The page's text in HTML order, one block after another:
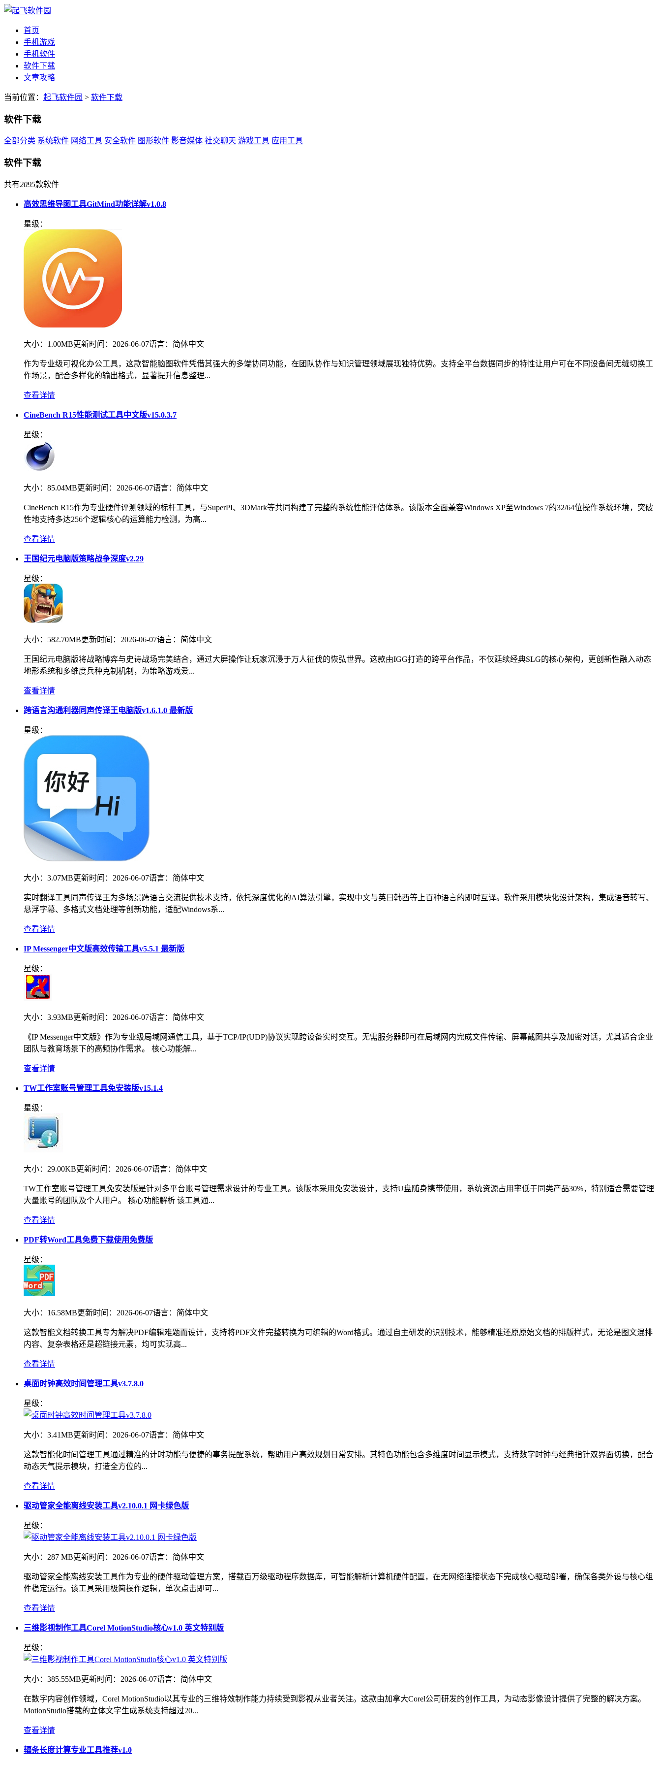
首页
手机游戏
手机软件
软件下载
文章攻略
当前位置： 起飞软件园 > 软件下载
软件下载
全部分类 系统软件 网络工具 安全软件 图形软件 影音媒体 社交聊天 游戏工具 应用工具
软件下载
共有2095款软件
高效思维导图工具GitMind功能详解v1.0.8
星级：
大小： 1.00MB更新时间： 2026-06-07语言： 简体中文
作为专业级可视化办公工具，这款智能脑图软件凭借其强大的多端协同功能，在团队协作与知识管理领域展现独特优势。支持全平台数据同步的特性让用户可在不同设备间无缝切换工
作场景，配合多样化的输出格式，显著提升信息整理...
查看详情
CineBench R15性能测试工具中文版v15.0.3.7
星级：
大小： 85.04MB更新时间： 2026-06-07语言： 简体中文
CineBench R15作为专业硬件评测领域的标杆工具，与SuperPI、3DMark等共同构建了完整的系统性能评估体系。该版本全面兼容Windows XP至Windows 7的32/64位操作系统环境，突破
性地支持多达256个逻辑核心的运算能力检测，为高...
查看详情
王国纪元电脑版策略战争深度v2.29
星级：
大小： 582.70MB更新时间： 2026-06-07语言： 简体中文
王国纪元电脑版将战略博弈与史诗战场完美结合，通过大屏操作让玩家沉浸于万人征伐的恢弘世界。这款由IGG打造的跨平台作品，不仅延续经典SLG的核心架构，更创新性融入动态
地形系统和多维度兵种克制机制，为策略游戏爱...
查看详情
跨语言沟通利器同声传译王电脑版v1.6.1.0 最新版
星级：
大小： 3.07MB更新时间： 2026-06-07语言： 简体中文
实时翻译工具同声传译王为多场景跨语言交流提供技术支持，依托深度优化的AI算法引擎，实现中文与英日韩西等上百种语言的即时互译。软件采用模块化设计架构，集成语音转写、
悬浮字幕、多格式文档处理等创新功能，适配Windows系...
查看详情
IP Messenger中文版高效传输工具v5.5.1 最新版
星级：
大小： 3.93MB更新时间： 2026-06-07语言： 简体中文
《IP Messenger中文版》作为专业级局域网通信工具，基于TCP/IP(UDP)协议实现跨设备实时交互。无需服务器即可在局域网内完成文件传输、屏幕截图共享及加密对话，尤其适合企业
团队与教育场景下的高频协作需求。 核心功能解...
查看详情
TW工作室账号管理工具免安装版v15.1.4
星级：
大小： 29.00KB更新时间： 2026-06-07语言： 简体中文
TW工作室账号管理工具免安装版是针对多平台账号管理需求设计的专业工具。该版本采用免安装设计，支持U盘随身携带使用，系统资源占用率低于同类产品30%，特别适合需要管理
大量账号的团队及个人用户。 核心功能解析 该工具通...
查看详情
PDF转Word工具免费下载使用免费版
星级：
大小： 16.58MB更新时间： 2026-06-07语言： 简体中文
这款智能文档转换工具专为解决PDF编辑难题而设计，支持将PDF文件完整转换为可编辑的Word格式。通过自主研发的识别技术，能够精准还原原始文档的排版样式，无论是图文混排
内容、复杂表格还是超链接元素，均可实现高...
查看详情
桌面时钟高效时间管理工具v3.7.8.0
星级：
大小： 3.41MB更新时间： 2026-06-07语言： 简体中文
这款智能化时间管理工具通过精准的计时功能与便捷的事务提醒系统，帮助用户高效规划日常安排。其特色功能包含多维度时间显示模式，支持数字时钟与经典指针双界面切换，配合
动态天气提示模块，打造全方位的...
查看详情
驱动管家全能离线安装工具v2.10.0.1 网卡绿色版
星级：
大小： 287 MB更新时间： 2026-06-07语言： 简体中文
驱动管家全能离线安装工具作为专业的硬件驱动管理方案，搭载百万级驱动程序数据库，可智能解析计算机硬件配置，在无网络连接状态下完成核心驱动部署，确保各类外设与核心组
件稳定运行。该工具采用极简操作逻辑，单次点击即可...
查看详情
三维影视制作工具Corel MotionStudio核心v1.0 英文特别版
星级：
大小： 385.55MB更新时间： 2026-06-07语言： 简体中文
在数字内容创作领域，Corel MotionStudio以其专业的三维特效制作能力持续受到影视从业者关注。这款由加拿大Corel公司研发的创作工具，为动态影像设计提供了完整的解决方案。
MotionStudio搭载的立体文字生成系统支持超过20...
查看详情
辐条长度计算专业工具推荐v1.0